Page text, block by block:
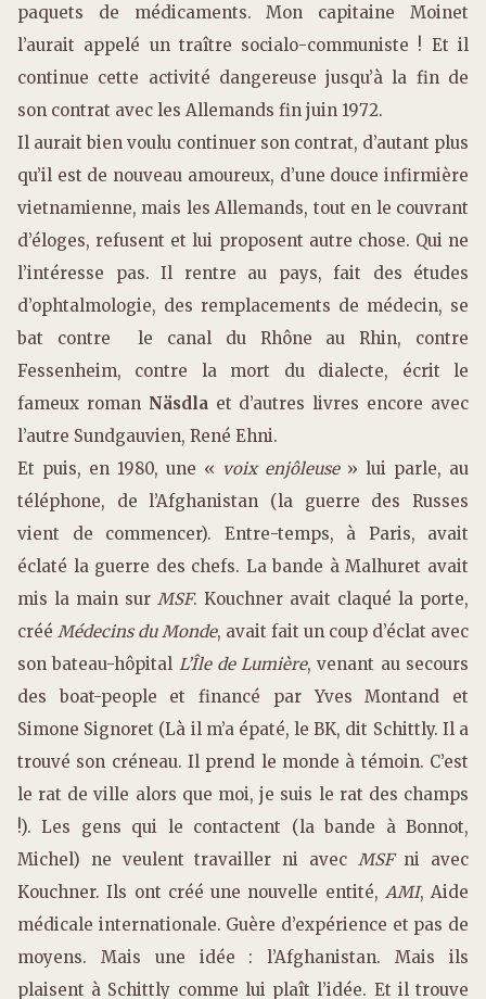
paquets de médicaments. Mon capitaine Moinet
l’aurait appelé un traître socialo-communiste ! Et il
continue cette activité dangereuse jusqu’à la fin de
son contrat avec les Allemands fin juin 1972.
Il aurait bien voulu continuer son contrat, d’autant plus
qu’il est de nouveau amoureux, d’une douce infirmière
vietnamienne, mais les Allemands, tout en le couvrant
d’éloges, refusent et lui proposent autre chose. Qui ne
l’intéresse pas. Il rentre au pays, fait des études
d’ophtalmologie, des remplacements de médecin, se
bat contre le canal du Rhône au Rhin, contre
Fessenheim, contre la mort du dialecte, écrit le
fameux roman Näsdlaet d’autres livres encore avec
l’autre Sundgauvien, René Ehni.
Et puis, en 1980, une « voix enjôleuse» lui parle, au
téléphone, de l’Afghanistan (la guerre des Russes
vient de commencer). Entre-temps, à Paris, avait
éclaté la guerre des chefs. La bande à Malhuret avait
mis la main sur MSF. Kouchner avait claqué la porte,
créé Médecins du Monde, avait fait un coup d’éclat avec
son bateau-hôpital L’Île de Lumière, venant au secours
des boat-people et financé par Yves Montand et
Simone Signoret (Là il m’a épaté, le BK, dit Schittly. Il a
trouvé son créneau. Il prend le monde à témoin. C’est
le rat de ville alors que moi, je suis le rat des champs
!). Les gens qui le contactent (la bande à Bonnot,
Michel) ne veulent travailler ni avec MSFni avec
Kouchner. Ils ont créé une nouvelle entité, AMI, Aide
médicale internationale. Guère d’expérience et pas de
moyens. Mais une idée : l’Afghanistan. Mais ils
plaisent à Schittly comme lui plaît l’idée. Et il trouve